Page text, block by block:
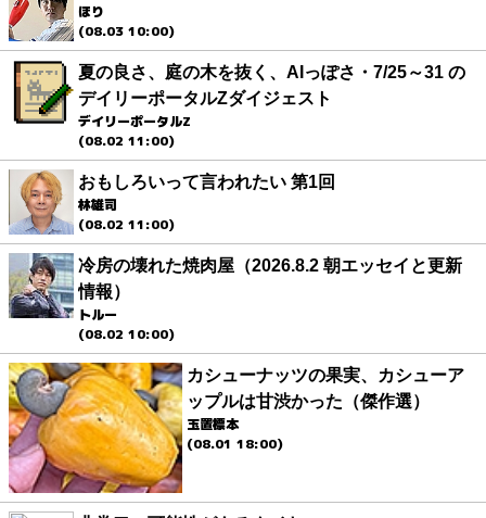
ほり
(08.03 10:00)
夏の良さ、庭の木を抜く、AIっぽさ・7/25～31 の
デイリーポータルZダイジェスト
デイリーポータルZ
(08.02 11:00)
おもしろいって言われたい 第1回
林雄司
(08.02 11:00)
冷房の壊れた焼肉屋（2026.8.2 朝エッセイと更新
情報）
トルー
(08.02 10:00)
カシューナッツの果実、カシューア
ップルは甘渋かった（傑作選）
玉置標本
(08.01 18:00)